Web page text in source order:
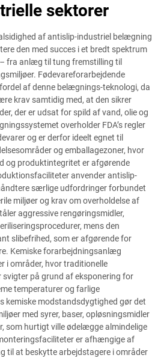
sektorer
af antislip-industriel belægning
den med succes i et bredt spektrum
fra anlæg til tung fremstilling til
Fødevareforarbejdende
af denne belægnings-teknologi, da
krav samtidig med, at den sikrer
der er udsat for spild af vand, olie og
overholder FDA’s regler
og er derfor ideelt egnet til
og emballagezoner, hvor
og produktintegritet er afgørende
anvender antislip-
særlige udfordringer forbundet
miljøer og krav om overholdelse af
aggressive rengøringsmidler,
mens den
slibefrihed, som er afgørende for
Kemiske forarbejdningsanlæg
i områder, hvor traditionelle
på grund af eksponering for
temperaturer og farlige
kemiske modstandsdygtighed gør det
med syrer, baser, opløsningsmidler
som hurtigt ville ødelægge almindelige
er afhængige af
til at beskytte arbejdstagere i områder